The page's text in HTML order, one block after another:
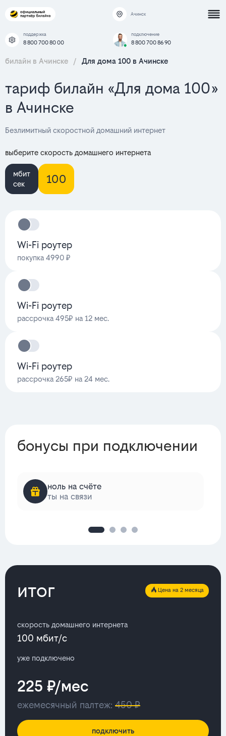
Ачинск
поддержка
8 800 700 80 00
подключение
8 800 700 86 90
билайн в Ачинске / Для дома 100 в Ачинске
тариф билайн «Для дома 100»
в Ачинске
Безлимитный скоростной домашний интернет
выберите скорость домашнего интернета
мбит
сек
100
Wi-Fi роутер
покупка 4990 ₽
Wi-Fi роутер
рассрочка 495₽ на 12 мес.
Wi-Fi роутер
рассрочка 265₽ на 24 мес.
бонусы при подключении
ноль на счёте
ты на связи
итог Цена на 2 месяца
скорость домашнего интернета
100 мбит/с
уже подключено
225 ₽/мес
ежемесячный палтеж: 450 ₽
подключить